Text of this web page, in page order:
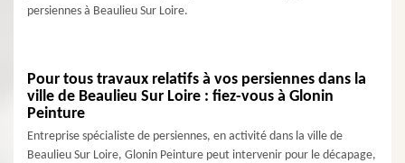
persiennes à Beaulieu Sur Loire.
Pour tous travaux relatifs à vos persiennes dans la
ville de Beaulieu Sur Loire : fiez-vous à Glonin
Peinture
Entreprise spécialiste de persiennes, en activité dans la ville de
Beaulieu Sur Loire, Glonin Peinture peut intervenir pour le décapage,